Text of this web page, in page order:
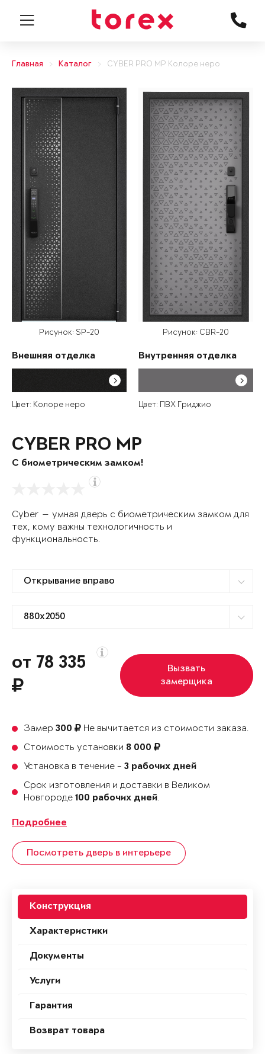
Главная Каталог CYBER PRO MP Колоре неро
Рисунок: SP-20
Внешняя отделка
Цвет: Колоре неро
Рисунок: CBR-20
Внутренняя отделка
Цвет: ПВХ Гриджио
CYBER PRO MP
С биометрическим замком!
Cyber — умная дверь с биометрическим замком для
тех, кому важны технологичность и
функциональность.
от 78 335
Вызвать
замерщика
Замер 300
Не вычитается из стоимости заказа.
Стоимость установки 8 000
Установка в течение - 3 рабочих дней
Срок изготовления и доставки в Великом
Новгороде 100 рабочих дней.
Подробнее
Посмотреть дверь в интерьере
Конструкция
Характеристики
Документы
Услуги
Гарантия
Возврат товара